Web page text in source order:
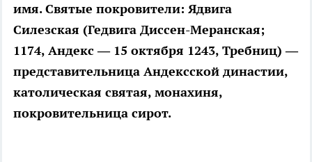
имя. Святые покровители: Ядвига
Силезская (Гедвига Диссен-Меранская;
1174, Андекс — 15 октября 1243, Требниц) —
представительница Андексской династии,
католическая святая, монахиня,
покровительница сирот.